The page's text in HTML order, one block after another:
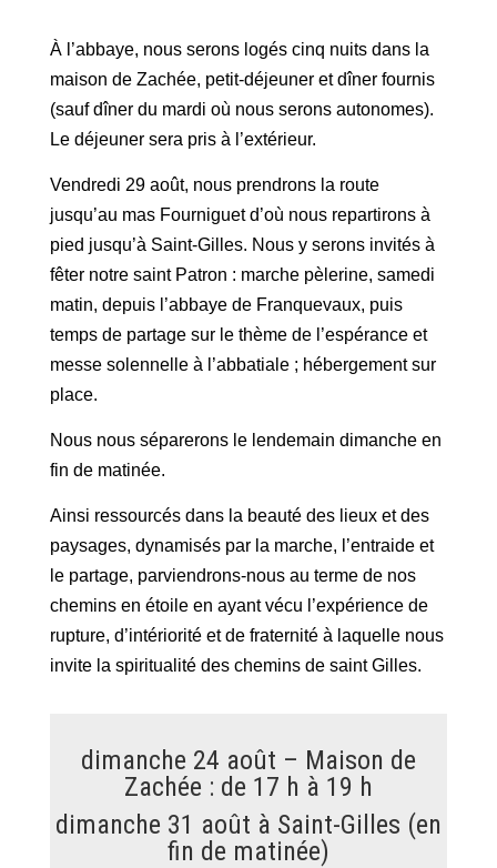
À l’abbaye, nous serons logés cinq nuits dans la
maison de Zachée, petit-déjeuner et dîner fournis
(sauf dîner du mardi où nous serons autonomes).
Le déjeuner sera pris à l’extérieur.
Vendredi 29 août, nous prendrons la route
jusqu’au mas Fourniguet d’où nous repartirons à
pied jusqu’à Saint-Gilles. Nous y serons invités à
fêter notre saint Patron : marche pèlerine, samedi
matin, depuis l’abbaye de Franquevaux, puis
temps de partage sur le thème de l’espérance et
messe solennelle à l’abbatiale ; hébergement sur
place.
Nous nous séparerons le lendemain dimanche en
fin de matinée.
Ainsi ressourcés dans la beauté des lieux et des
paysages, dynamisés par la marche, l’entraide et
le partage, parviendrons-nous au terme de nos
chemins en étoile en ayant vécu l’expérience de
rupture, d’intériorité et de fraternité à laquelle nous
invite la spiritualité des chemins de saint Gilles.
dimanche 24 août – Maison de
Zachée : de 17 h à 19 h
dimanche 31 août à Saint-Gilles (en
fin de matinée)